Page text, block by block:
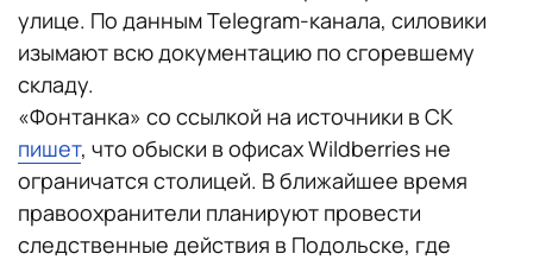
улице. По данным Telegram-канала, силовики
изымают всю документацию по сгоревшему
складу.
«Фонтанка» со ссылкой на источники в СК
пишет, что обыски в офисах Wildberries не
ограничатся столицей. В ближайшее время
правоохранители планируют провести
следственные действия в Подольске, где